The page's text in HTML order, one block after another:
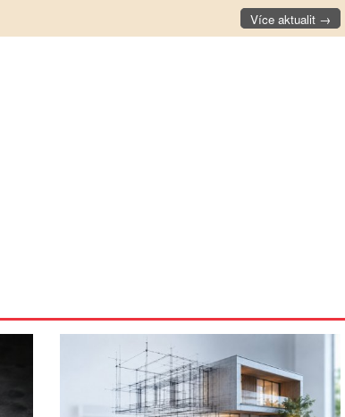
Více aktualit →